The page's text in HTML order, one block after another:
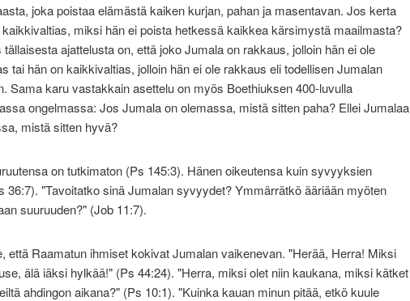
joka poistaa elämästä kaiken kurjan, pahan ja masentavan. Jos kerta
miksi hän ei poista hetkessä kaikkea kärsimystä maailmasta?
tällaisesta ajattelusta on, että joko Jumala on rakkaus, jolloin hän ei ole
tai hän on kaikkivaltias, jolloin hän ei ole rakkaus eli todellisen Jumalan
Sama karu vastakkain asettelu on myös Boethiuksen 400-luvulla
ongelmassa: Jos Jumala on olemassa, mistä sitten paha? Ellei Jumalaa
mistä sitten hyvä?
on tutkimaton (Ps 145:3). Hänen oikeutensa kuin syvyyksien
36:7). "Tavoitatko sinä Jumalan syvyydet? Ymmärrätkö ääriään myöten
suuruuden?" (Job 11:7).
että Raamatun ihmiset kokivat Jumalan vaikenevan. "Herää, Herra! Miksi
älä iäksi hylkää!" (Ps 44:24). "Herra, miksi olet niin kaukana, miksi kätket
ahdingon aikana?" (Ps 10:1). "Kuinka kauan minun pitää, etkö kuule